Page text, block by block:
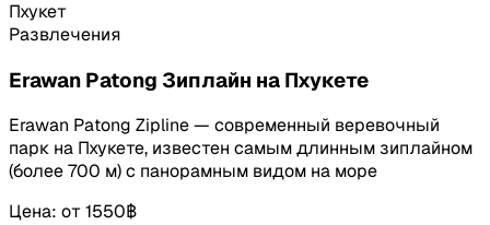
Пхукет
Развлечения
Erawan Patong Зиплайн на Пхукете
Erawan Patong Zipline — современный веревочный
парк на Пхукете, известен самым длинным зиплайном
(более 700 м) с панорамным видом на море
Цена: от1550฿